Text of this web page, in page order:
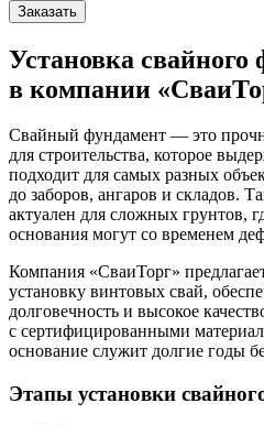
Заказать
Установка свайного
в компании
Свайный фундамент — это
для строительства, которое
подходит для самых разных
до заборов, ангаров и складов.
актуален для сложных грунтов,
основания могут со временем
Компания «СваиТорг»
установку винтовых свай,
долговечность и высокое
с сертифицированными
основание служит долгие годы
Этапы установки